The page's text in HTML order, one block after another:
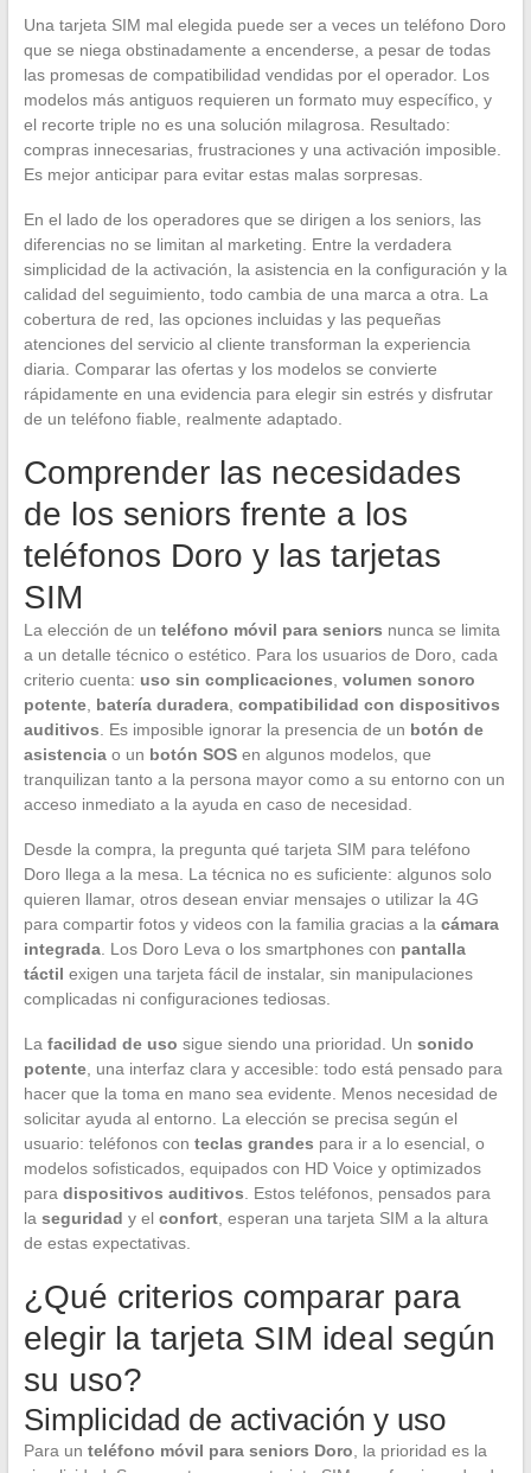
Una tarjeta SIM mal elegida puede ser a veces un teléfono Doro
que se niega obstinadamente a encenderse, a pesar de todas
las promesas de compatibilidad vendidas por el operador. Los
modelos más antiguos requieren un formato muy específico, y
el recorte triple no es una solución milagrosa. Resultado:
compras innecesarias, frustraciones y una activación imposible.
Es mejor anticipar para evitar estas malas sorpresas.
En el lado de los operadores que se dirigen a los seniors, las
diferencias no se limitan al marketing. Entre la verdadera
simplicidad de la activación, la asistencia en la configuración y la
calidad del seguimiento, todo cambia de una marca a otra. La
cobertura de red, las opciones incluidas y las pequeñas
atenciones del servicio al cliente transforman la experiencia
diaria. Comparar las ofertas y los modelos se convierte
rápidamente en una evidencia para elegir sin estrés y disfrutar
de un teléfono fiable, realmente adaptado.
Comprender las necesidades
de los seniors frente a los
teléfonos Doro y las tarjetas
SIM
La elección de un teléfono móvil para seniors nunca se limita
a un detalle técnico o estético. Para los usuarios de Doro, cada
criterio cuenta: uso sin complicaciones volumen sonoro
potente, batería duradera, compatibilidad con dispositivos
auditivos . Es imposible ignorar la presencia de un botón de
asistenciao un botón SOSen algunos modelos, que
tranquilizan tanto a la persona mayor como a su entorno con un
acceso inmediato a la ayuda en caso de necesidad.
Desde la compra, la pregunta qué tarjeta SIM para teléfono
Doro llega a la mesa. La técnica no es suficiente: algunos solo
quieren llamar, otros desean enviar mensajes o utilizar la 4G
para compartir fotos y videos con la familia gracias a la cámara
integrada. Los Doro Leva o los smartphones con pantalla
táctil exigen una tarjeta fácil de instalar, sin manipulaciones
complicadas ni configuraciones tediosas.
La facilidad de uso sigue siendo una prioridad. Un sonido
potente, una interfaz clara y accesible: todo está pensado para
hacer que la toma en mano sea evidente. Menos necesidad de
solicitar ayuda al entorno. La elección se precisa según el
usuario: teléfonos con teclas grandes para ir a lo esencial, o
modelos sofisticados, equipados con HD Voice y optimizados
para dispositivos auditivos . Estos teléfonos, pensados para
la seguridad y el confort, esperan una tarjeta SIM a la altura
de estas expectativas.
¿Qué criterios comparar para
elegir la tarjeta SIM ideal según
su uso?
Simplicidad de activación y uso
Para un teléfono móvil para seniors Doro , la prioridad es la